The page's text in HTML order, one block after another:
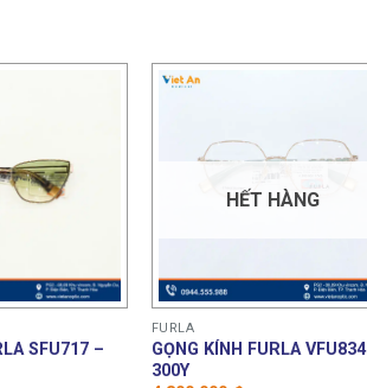
SFU717 –
HẾT HÀNG
FURLA
GỌNG KÍNH FURLA VFU834
300Y